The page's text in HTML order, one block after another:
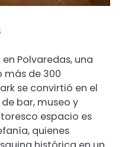
Polvaredas, una
de 300
se convirtió en el
bar, museo y
espacio es
quienes